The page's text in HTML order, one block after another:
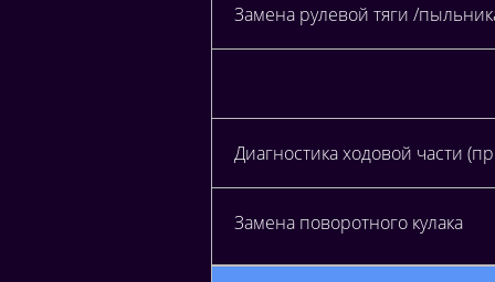
Замена рулевой тяги /
Диагностика ходовой части
Замена поворотного кулака